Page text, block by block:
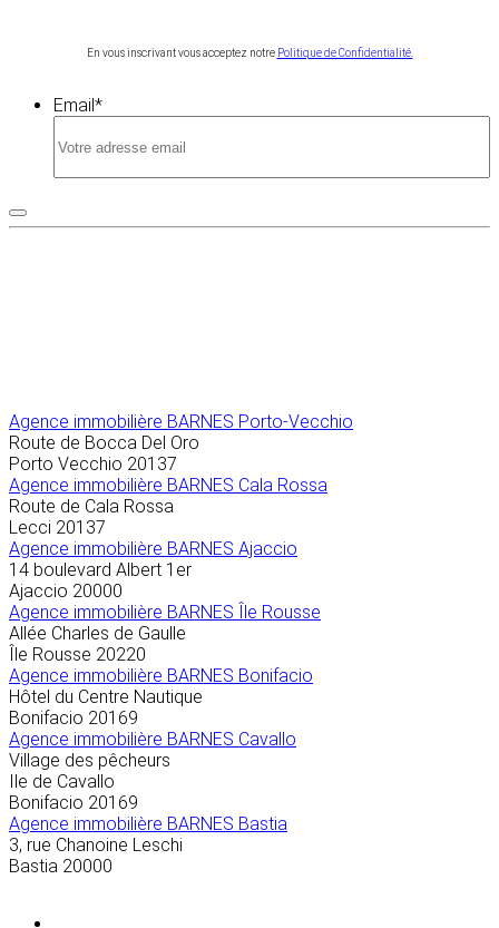
En vous inscrivant vous acceptez notre Politique de Confidentialité.
Email*
Agence immobilière BARNES Porto-Vecchio
Route de Bocca Del Oro
Porto Vecchio 20137
Agence immobilière BARNES Cala Rossa
Route de Cala Rossa
Lecci 20137
Agence immobilière BARNES Ajaccio
14 boulevard Albert 1er
Ajaccio 20000
Agence immobilière BARNES Île Rousse
Allée Charles de Gaulle
Île Rousse 20220
Agence immobilière BARNES Bonifacio
Hôtel du Centre Nautique
Bonifacio 20169
Agence immobilière BARNES Cavallo
Village des pêcheurs
Ile de Cavallo
Bonifacio 20169
Agence immobilière BARNES Bastia
3, rue Chanoine Leschi
Bastia 20000